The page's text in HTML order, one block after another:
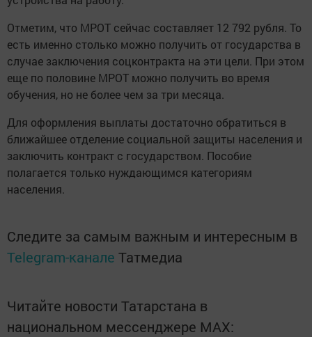
Отметим, что МРОТ сейчас составляет 12 792 рубля. То
есть именно столько можно получить от государства в
случае заключения соцконтракта на эти цели. При этом
еще по половине МРОТ можно получить во время
обучения, но не более чем за три месяца.
Для оформления выплаты достаточно обратиться в
ближайшее отделение социальной защиты населения и
заключить контракт с государством. Пособие
полагается только нуждающимся категориям
населения.
Следите за самым важным и интересным в
Telegram-канале Татмедиа
Читайте новости Татарстана в
национальном мессенджере MАХ: